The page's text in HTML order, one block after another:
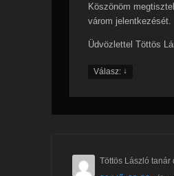
Köszönöm
várom jelentkezését.
Üdvözlettel Töttös
Válasz: ↓
Töttös László tanár